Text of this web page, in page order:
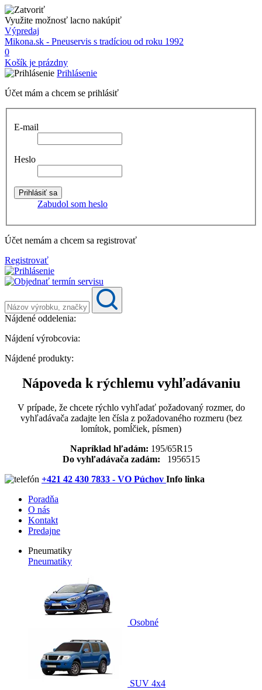
Využite možnosť lacno nakúpiť
Výpredaj
Mikona.sk - Pneuservis s tradíciou od roku 1992
0
Košík je prázdny
Prihlásenie
Účet mám a chcem se prihlásiť
E-mail
Heslo
Zabudol som heslo
Účet nemám a chcem sa registrovať
Registrovať
Nájdené oddelenia:
Nájdení výrobcovia:
Nájdené produkty:
Nápoveda k rýchlemu vyhľadávaniu
V prípade, že chcete rýchlo vyhľadať požadovaný rozmer, do
vyhľadávača zadajte len čísla z požadovaného rozmeru (bez
lomítok, pomĺčiek, písmen)
Napríklad hľadám: 195/65R15
Do vyhľadávača zadám: 1956515
+421 42 430 7833 - VO Púchov Info linka
Poradňa
O nás
Kontakt
Predajne
Pneumatiky
Pneumatiky
Osobné
SUV 4x4